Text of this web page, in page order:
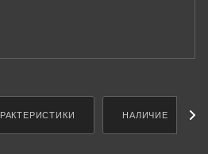
НАЛИЧИЕ